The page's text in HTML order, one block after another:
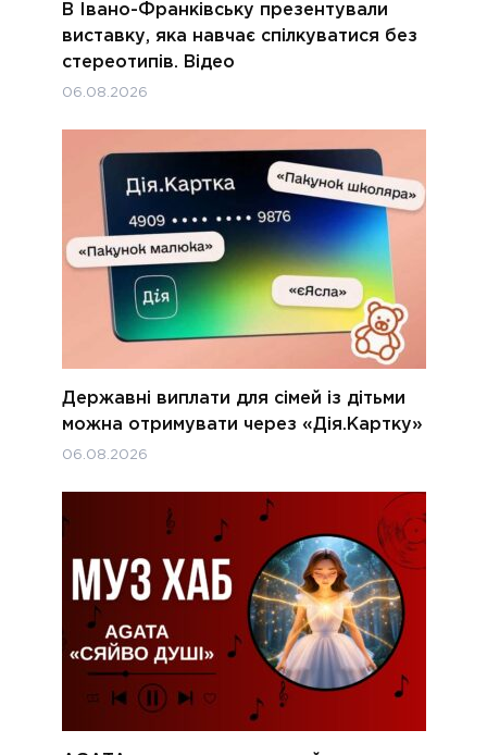
В Івано-Франківську презентували
виставку, яка навчає спілкуватися без
стереотипів. Відео
06.08.2026
Державні виплати для сімей із дітьми
можна отримувати через «Дія.Картку»
06.08.2026